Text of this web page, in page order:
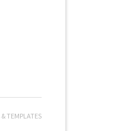
TEMPLATES